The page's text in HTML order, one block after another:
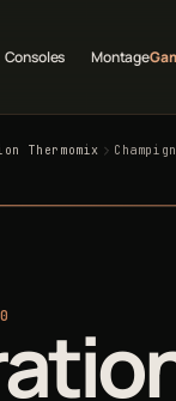
Consoles Montage
Thermomix